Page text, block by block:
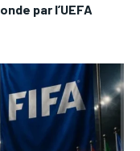
par l’UEFA